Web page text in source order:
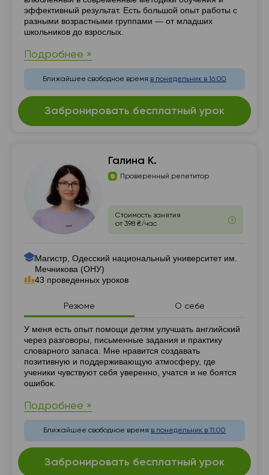
эффективный результат. Есть большой опыт работы с
разными возрастными группами — от младших
школьников до взрослых.
Подробнее »
Ближайшее свободное время:в понедельник в 16:00
Забронировать бесплатный урок
Галина К.
Проверенный репетитор
Стоимость занятия
от 398 ₴/час
Магистр, Одесский национальный университет им.
Мечникова (ОНУ)
43 проведенных уроков
Резюме О себе
Резюме
У меня есть опыт помощи детям улучшать английский
через разговоры, письменные задания и практику
словарного запаса. Мне нравится создавать
позитивную и поддерживающую атмосферу, где
ученики чувствуют себя уверенно, учатся и не боятся
ошибок.
Подробнее »
Ближайшее свободное время:в понедельник в 11:00
Забронировать бесплатный урок